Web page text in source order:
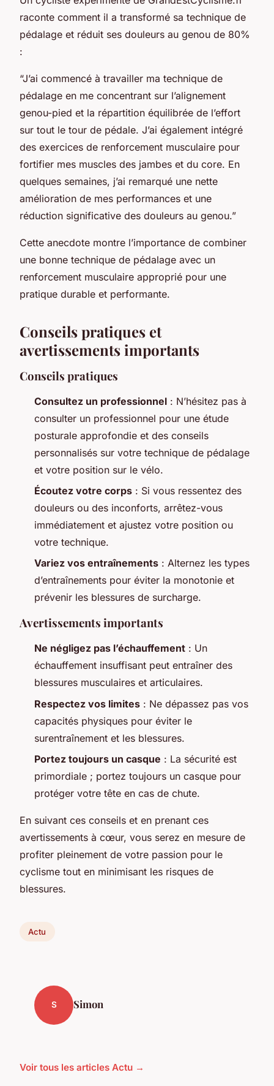
raconte comment il a transformé sa technique de
pédalage et réduit ses douleurs au genou de 80%
:
“J’ai commencé à travailler ma technique de
pédalage en me concentrant sur l’alignement
genou-pied et la répartition équilibrée de l’effort
sur tout le tour de pédale. J’ai également intégré
des exercices de renforcement musculaire pour
fortifier mes muscles des jambes et du core. En
quelques semaines, j’ai remarqué une nette
amélioration de mes performances et une
réduction significative des douleurs au genou.”
Cette anecdote montre l’importance de combiner
une bonne technique de pédalage avec un
renforcement musculaire approprié pour une
pratique durable et performante.
Conseils pratiques et
avertissements importants
Conseils pratiques
Consultez un professionnel : N’hésitez pas à
consulter un professionnel pour une étude
posturale approfondie et des conseils
personnalisés sur votre technique de pédalage
et votre position sur le vélo.
Écoutez votre corps : Si vous ressentez des
douleurs ou des inconforts, arrêtez-vous
immédiatement et ajustez votre position ou
votre technique.
Variez vos entraînements : Alternez les types
d’entraînements pour éviter la monotonie et
prévenir les blessures de surcharge.
Avertissements importants
Ne négligez pas l’échauffement : Un
échauffement insuffisant peut entraîner des
blessures musculaires et articulaires.
Respectez vos limites : Ne dépassez pas vos
capacités physiques pour éviter le
surentraînement et les blessures.
Portez toujours un casque : La sécurité est
primordiale ; portez toujours un casque pour
protéger votre tête en cas de chute.
En suivant ces conseils et en prenant ces
avertissements à cœur, vous serez en mesure de
profiter pleinement de votre passion pour le
cyclisme tout en minimisant les risques de
blessures.
Actu
S Simon
Voir tous les articles Actu →